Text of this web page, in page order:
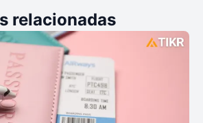
relacionadas